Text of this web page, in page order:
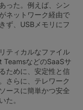
った。例えば、シン
ネットワーク経由で
ず、USBメモリにフ
ティカルなファイル
TeamsなどのSaaSサ
ために、安定性と信
さらに、テレワーク
ースに簡単かつ安全
た。